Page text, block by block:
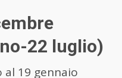
22 luglio)
al 19 gennaio